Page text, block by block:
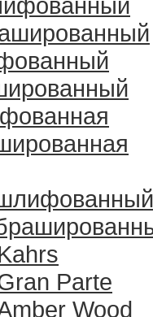
Parte
Wood